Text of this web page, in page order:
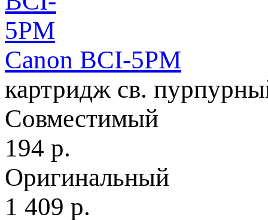
Canon BCI-5PM
картридж св.
Совместимый
194 р.
Оригинальный
1 409 р.